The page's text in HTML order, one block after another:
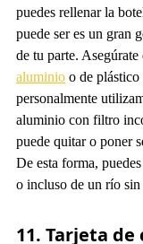
puedes rellenar la
puede ser es un gran
de tu parte. Asegúrate
aluminio o de
personalmente
aluminio con filtro
puede quitar o poner
De esta forma,
o incluso de un río sin
11. Tarjeta